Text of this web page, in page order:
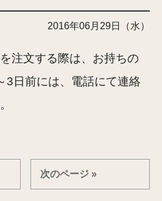
2016年06月29日（水）
注文する際は、お持ちの
3日前には、電話にて連絡
次のページ »